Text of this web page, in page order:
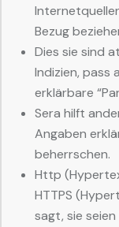
Bezug
Dies sie sind
Indizien, pass
erklärbare
Sera hilft
Angaben
beherrschen.
Http
HTTPS
sagt, sie